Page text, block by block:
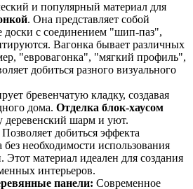
и популярный материал для
. Она представляет собой
с соединением "шип-паз",
Вагонка бывает различных
"евровагонка", "мягкий профиль",
добиться разного визуального
бревенчатую кладку, создавая
дома. Отделка блок-хаусом
деревенский шарм и уют.
Позволяет добиться эффекта
без необходимости использования
Этот материал идеален для создания
интерьеров.
панели: Современное